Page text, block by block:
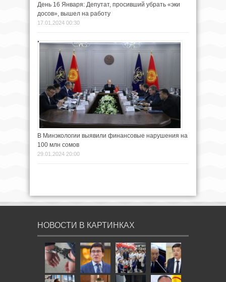
День 16 Января: Депутат, просивший убрать «эки
досов», вышел на работу
17.01.2024 00:30
В Минэкологии выявили финансовые нарушения на
100 млн сомов
29.01.2024 20:00
НОВОСТИ В КАРТИНКАХ